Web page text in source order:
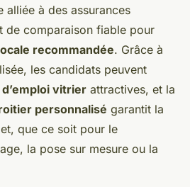
alliée à des assurances
de comparaison fiable pour
recommandée. Grâce à
les candidats peuvent
vitrier attractives, et la
personnalisé garantit la
que ce soit pour le
la pose sur mesure ou la